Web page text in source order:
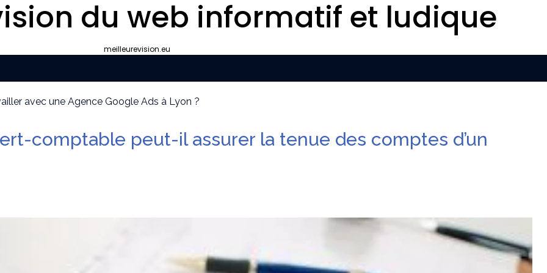
du web informatif et ludique
meilleurevision.eu
avec une Agence Google Ads à Lyon ?
de survie
idéal pour votre convention annuelle
la protection de vos biens et de vos proches ?
comptable peut-il assurer la tenue des comptes d’un